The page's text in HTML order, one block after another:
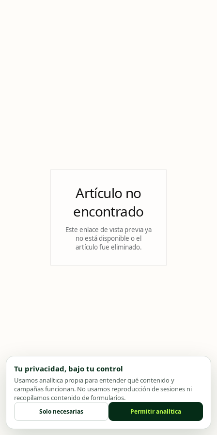
Artículo no
encontrado
Este enlace de vista previa ya
no está disponible o el
artículo fue eliminado.
Tu privacidad, bajo tu control
Usamos analítica propia para entender qué contenido y
campañas funcionan. No usamos reproducción de sesiones ni
recopilamos contenido de formularios.
Solo necesarias Permitir analítica